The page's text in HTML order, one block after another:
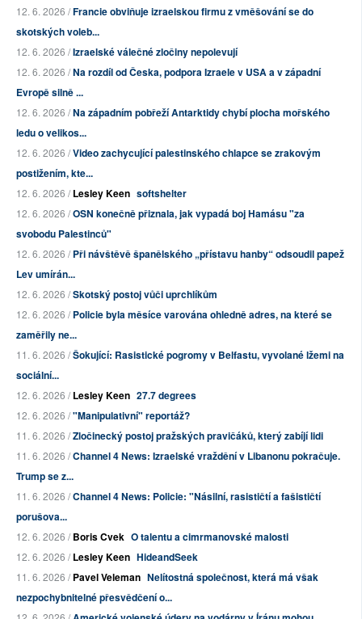
12. 6. 2026 /Francie obviňuje izraelskou firmu z vměšování se do
skotských voleb...
12. 6. 2026 /Izraelské válečné zločiny nepolevují
12. 6. 2026 /Na rozdíl od Česka, podpora Izraele v USA a v západní
Evropě silně ...
12. 6. 2026 /Na západním pobřeží Antarktidy chybí plocha mořského
ledu o velikos...
12. 6. 2026 /Video zachycující palestinského chlapce se zrakovým
postižením, kte...
12. 6. 2026 /Lesley Keen softshelter
12. 6. 2026 /OSN konečně přiznala, jak vypadá boj Hamásu "za
svobodu Palestinců"
12. 6. 2026 /Při návštěvě španělského „přístavu hanby“ odsoudil papež
Lev umírán...
12. 6. 2026 /Skotský postoj vůči uprchlíkům
12. 6. 2026 /Policie byla měsíce varována ohledně adres, na které se
zaměřily ne...
11. 6. 2026 /Šokující: Rasistické pogromy v Belfastu, vyvolané lžemi na
sociální...
12. 6. 2026 /Lesley Keen 27.7 degrees
12. 6. 2026 /"Manipulativní" reportáž?
11. 6. 2026 /Zločinecký postoj pražských pravičáků, který zabíjí lidi
11. 6. 2026 /Channel 4 News: Izraelské vraždění v Libanonu pokračuje.
Trump se z...
11. 6. 2026 /Channel 4 News: Policie: "Násilní, rasističtí a fašističtí
porušova...
12. 6. 2026 /Boris Cvek O talentu a cimrmanovské malosti
12. 6. 2026 /Lesley Keen HideandSeek
11. 6. 2026 /Pavel Veleman Nelítostná společnost, která má však
nezpochybnitelné přesvědčení o...